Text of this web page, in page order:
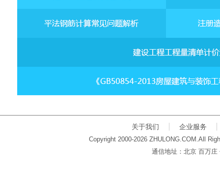
关于我们 企业服务
Copyright 2000-2026 ZHULONG.COM.All
通信地址：北京 百万